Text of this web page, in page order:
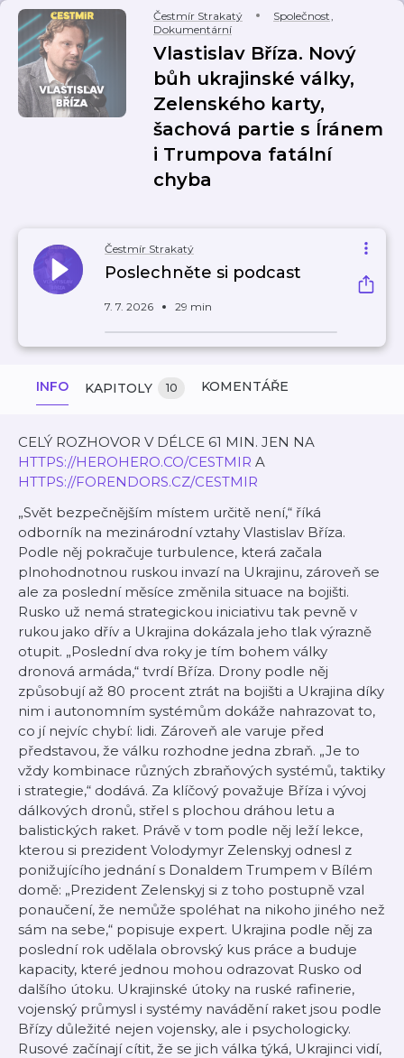
Čestmír Strakatý Společnost,
Dokumentární
Vlastislav Bříza. Nový
bůh ukrajinské války,
Zelenského karty,
šachová partie s Íránem
i Trumpova fatální
chyba
Čestmír Strakatý
Poslechněte si podcast
7. 7. 2026 29 min
INFO KAPITOLY 10 KOMENTÁŘE
CELÝ ROZHOVOR V DÉLCE 61 MIN. JEN NA
⁠HTTPS://HEROHERO.CO/CESTMIR⁠⁠⁠⁠ A
⁠HTTPS://FORENDORS.CZ/CESTMIR
„Svět bezpečnějším místem určitě není,“ říká
odborník na mezinárodní vztahy Vlastislav Bříza.
Podle něj pokračuje turbulence, která začala
plnohodnotnou ruskou invazí na Ukrajinu, zároveň se
ale za poslední měsíce změnila situace na bojišti.
Rusko už nemá strategickou iniciativu tak pevně v
rukou jako dřív a Ukrajina dokázala jeho tlak výrazně
otupit. „Poslední dva roky je tím bohem války
dronová armáda,“ tvrdí Bříza. Drony podle něj
způsobují až 80 procent ztrát na bojišti a Ukrajina díky
nim i autonomním systémům dokáže nahrazovat to,
co jí nejvíc chybí: lidi. Zároveň ale varuje před
představou, že válku rozhodne jedna zbraň. „Je to
vždy kombinace různých zbraňových systémů, taktiky
i strategie,“ dodává. Za klíčový považuje Bříza i vývoj
dálkových dronů, střel s plochou dráhou letu a
balistických raket. Právě v tom podle něj leží lekce,
kterou si prezident Volodymyr Zelenskyj odnesl z
ponižujícího jednání s Donaldem Trumpem v Bílém
domě: „Prezident Zelenskyj si z toho postupně vzal
ponaučení, že nemůže spoléhat na nikoho jiného než
sám na sebe,“ popisuje expert. Ukrajina podle něj za
poslední rok udělala obrovský kus práce a buduje
kapacity, které jednou mohou odrazovat Rusko od
dalšího útoku. Ukrajinské útoky na ruské rafinerie,
vojenský průmysl i systémy navádění raket jsou podle
Břízy důležité nejen vojensky, ale i psychologicky.
Rusové začínají cítit, že se jich válka týká, Ukrajinci vidí,